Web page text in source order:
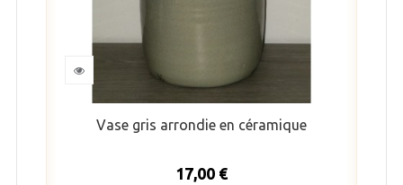
Vase gris arrondie en céramique
17,00 €